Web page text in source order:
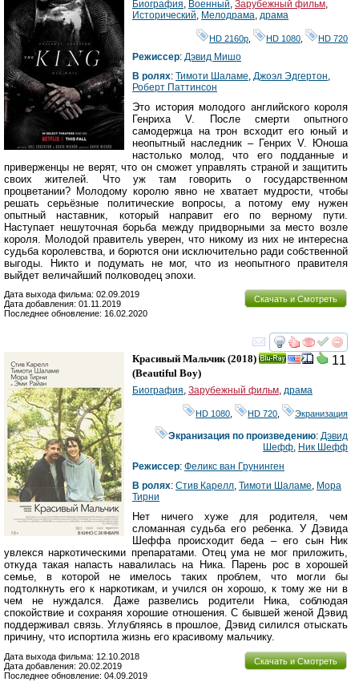
Биография Военный Зарубежный фильм
Исторический Мелодрама драма
HD 2160р HD 1080 HD 720
Режиссер: Дэвид Мишо
В ролях: Тимоти Шаламе Джоэл Эдгертон
Роберт Паттинсон
Это история молодого английского короля
Генриха V. После смерти опытного
самодержца на трон всходит его юный и
неопытный наследник – Генрих V. Юноша
настолько молод, что его подданные и
приверженцы не верят, что он сможет управлять страной и защитить
своих жителей. Что уж там говорить о государственном
процветании? Молодому королю явно не хватает мудрости, чтобы
решать серьёзные политические вопросы, а потому ему нужен
опытный наставник, который направит его по верному пути.
Наступает нешуточная борьба между придворными за место возле
короля. Молодой правитель уверен, что никому из них не интересна
судьба королевства, и борются они исключительно ради собственной
выгоды. Никто и подумать не мог, что из неопытного правителя
выйдет величайший полководец эпохи.
Скачать и Смотреть
Дата выхода фильма: 02.09.2019
Дата добавления: 01.11.2019
Последнее обновление: 16.02.2020
смотреть
11
Красивый Мальчик(2018)
(Beautiful Boy)
Биография, Зарубежный фильм, драма
HD 1080 HD 720 Экранизация
Экранизация по произведению:Дэвид
Шефф, Ник Шефф
Режиссер: Феликс ван Грунинген
В ролях: Стив Карелл, Тимоти Шаламе, Мора
Тирни
Нет ничего хуже для родителя, чем
сломанная судьба его ребенка. У Дэвида
Шеффа происходит беда – его сын Ник
увлекся наркотическими препаратами. Отец ума не мог приложить,
откуда такая напасть навалилась на Ника. Парень рос в хорошей
семье, в которой не имелось таких проблем, что могли бы
подтолкнуть его к наркотикам, и учился он хорошо, к тому же ни в
чем не нуждался. Даже развелись родители Ника, соблюдая
спокойствие и сохраняя хорошие отношения. С бывшей женой Дэвид
поддерживал связь. Углубляясь в прошлое, Дэвид силился отыскать
причину, что испортила жизнь его красивому мальчику.
Скачать и Смотреть
Дата выхода фильма: 12.10.2018
Дата добавления: 20.02.2019
Последнее обновление: 04.09.2019